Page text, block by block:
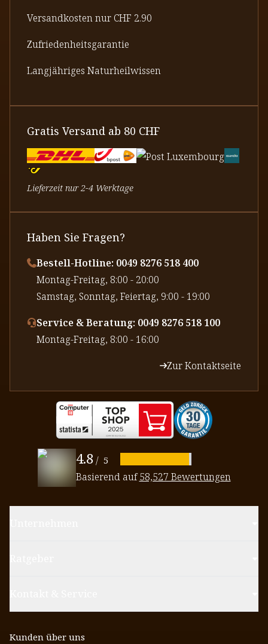
Versandkosten nur CHF 2.90
Zufriedenheitsgarantie
Langjähriges Naturheilwissen
Gratis Versand ab 80 CHF
Lieferzeit nur 2-4 Werktage
Haben Sie Fragen?
Bestell-Hotline: 0049 8276 518 400
⁠Montag-Freitag, 8:00 - 20:00
⁠Samstag, Sonntag, Feiertag, 9:00 - 19:00
Service & Beratung: 0049 8276 518 100
⁠Montag-Freitag, 8:00 - 16:00
Zur Kontaktseite
4.8 / 5
Basierend auf58,527 Bewertungen
Kunden über uns